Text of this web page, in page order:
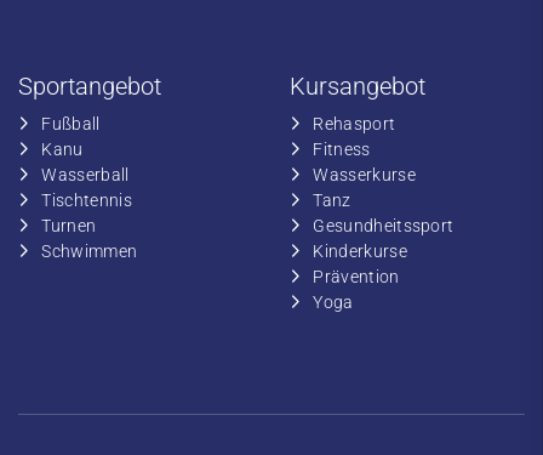
Sportangebot
Fußball
​Kanu
​Wasserball
​Tischtennis
​​Turnen
​​Schwimmen
Kursangebot
​Rehasport
​​Fitness
​​Wasserkurse
​​Tanz
​Gesundheitssport
​Kinderkurse
Prävention
Yoga